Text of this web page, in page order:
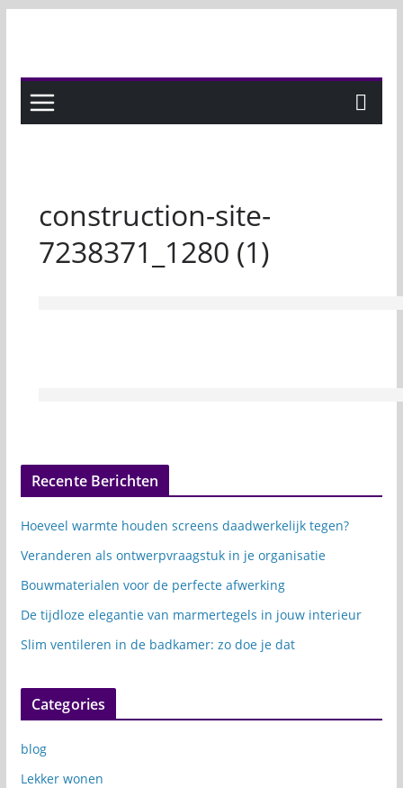
construction-site-
7238371_1280 (1)
Recente Berichten
Hoeveel warmte houden screens daadwerkelijk tegen?
Veranderen als ontwerpvraagstuk in je organisatie
Bouwmaterialen voor de perfecte afwerking
De tijdloze elegantie van marmertegels in jouw interieur
Slim ventileren in de badkamer: zo doe je dat
Categories
blog
Lekker wonen